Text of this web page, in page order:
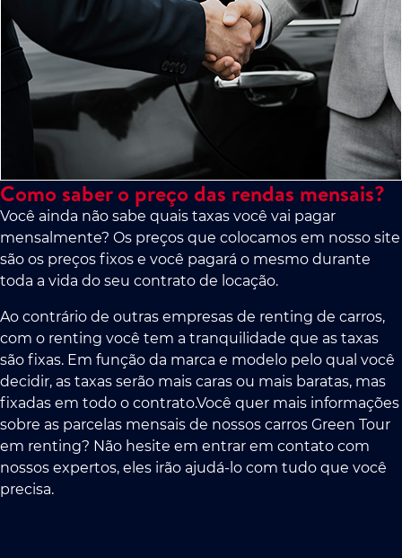
Como saber o preço das rendas mensais?
Você ainda não sabe quais taxas você vai pagar
mensalmente? Os preços que colocamos em nosso site
são os preços fixos e você pagará o mesmo durante
toda a vida do seu contrato de locação.
Ao contrário de outras empresas de renting de carros,
com o renting você tem a tranquilidade que as taxas
são fixas. Em função da marca e modelo pelo qual você
decidir, as taxas serão mais caras ou mais baratas, mas
fixadas em todo o contrato.Você quer mais informações
sobre as parcelas mensais de nossos carros Green Tour
em renting? Não hesite em entrar em contato com
nossos expertos, eles irão ajudá-lo com tudo que você
precisa.